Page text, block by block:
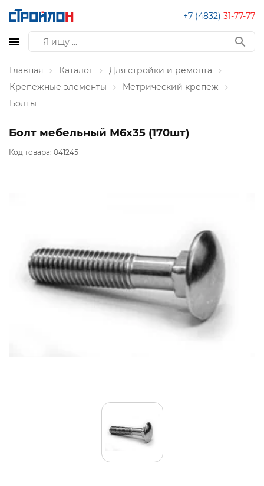
+7 (4832) 31-77-77
Главная Каталог
Для стройки и ремонта
Крепежные элементы
Метрический крепеж
Болты
Болт мебельный М6х35 (170шт)
Код товара: 041245